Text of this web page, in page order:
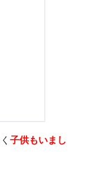
子供もいまし